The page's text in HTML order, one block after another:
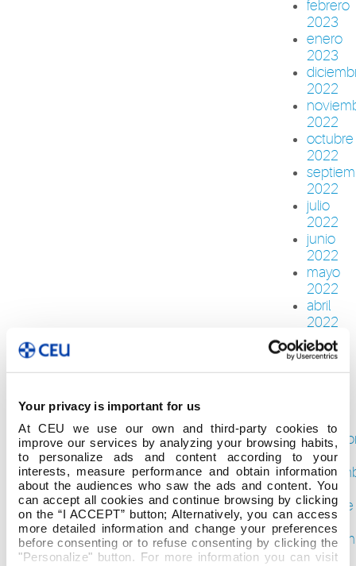
Your privacy is important for us
At CEU we use our own and third-party cookies to
improve our services by analyzing your browsing habits,
to personalize ads and content according to your
interests, measure performance and obtain information
about the audiences who saw the ads and content. You
can accept all cookies and continue browsing by clicking
on the “I ACCEPT” button; Alternatively, you can access
more detailed information and change your preferences
before consenting or to refuse consenting by clicking the
"Personalize" button. For more information you can visit
febrero
2023
enero
2023
2022
2022
octubre
2022
2022
julio
2022
junio
2022
mayo
2022
abril
2022
marzo
2022
febrero
2022
2021
2021
octubre
2021
2021